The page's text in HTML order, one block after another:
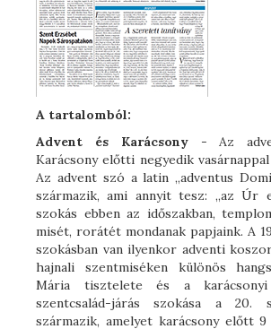
A tartalomból:
Advent és Karácsony- Az
Karácsony előtti negyedik
Az advent szó a latin „adventus
származik, ami annyit tesz: „az Úr
szokás ebben az időszakban,
misét, rorátét mondanak papjaink. A
szokásban van ilyenkor adventi
hajnali szentmiséken különös
Mária tisztelete és a karácsonyi
szentcsalád-járás szokása a 20.
származik, amelyet karácsony előtt